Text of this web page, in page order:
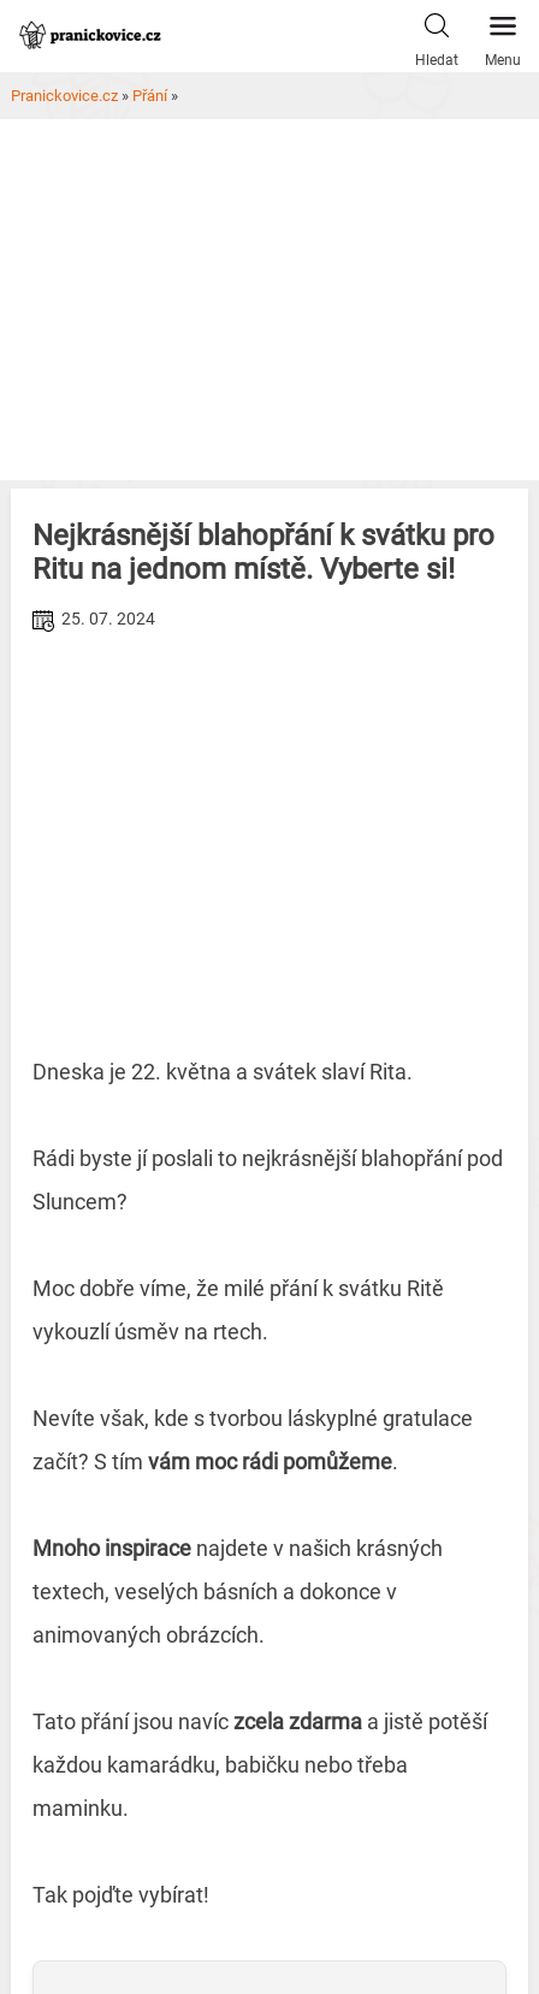
Skip
Hledat Menu
Pranickovice.cz » Přání»
Nejkrásnější blahopřání k svátku pro
Ritu na jednom místě. Vyberte si!
25. 07. 2024
Dneska je 22. května a svátek slaví Rita.
Rádi byste jí poslali to nejkrásnější blahopřání pod
Sluncem?
Moc dobře víme, že milé přání k svátku Ritě
vykouzlí úsměv na rtech.
Nevíte však, kde s tvorbou láskyplné gratulace
začít? S tím vám moc rádi pomůžeme.
Mnoho inspirace najdete v našich krásných
textech, veselých básních a dokonce v
animovaných obrázcích.
Tato přání jsou navíczcela zdarma a jistě potěší
každou kamarádku, babičku nebo třeba
maminku.
Tak pojďte vybírat!